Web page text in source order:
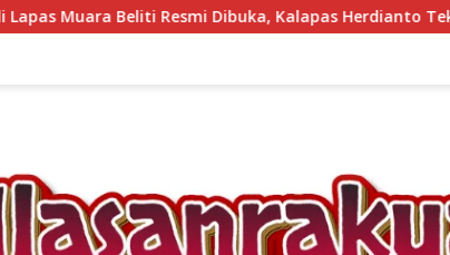
Kalapas Herdianto Tekankan Sportivitas dan